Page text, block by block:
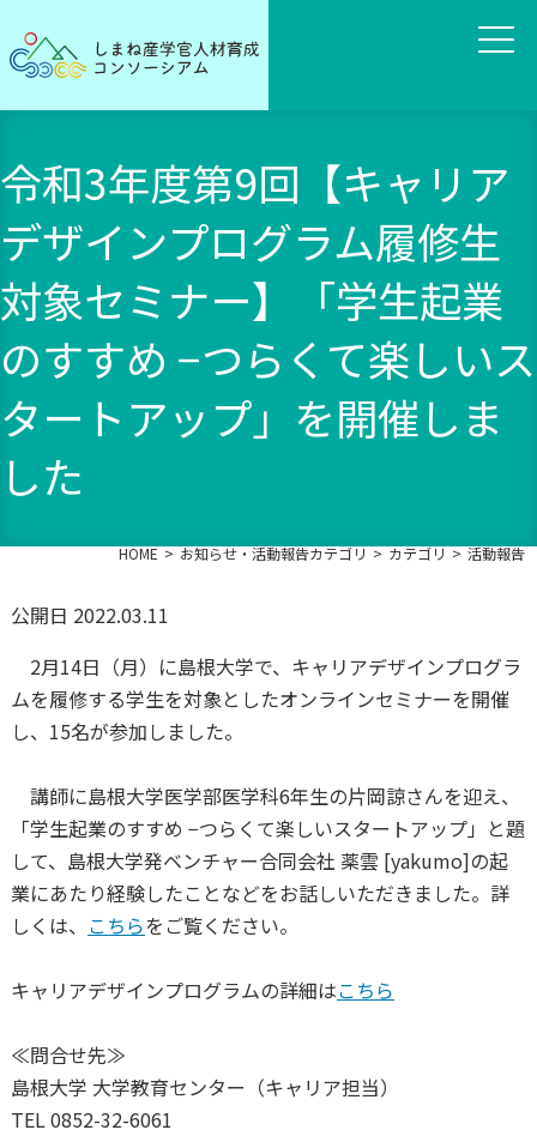
令和3年度第9回【キャリア
デザインプログラム履修生
対象セミナー】「学生起業
のすすめ −つらくて楽しいス
タートアップ」を開催しま
した
HOME お知らせ・活動報告カテゴリ カテゴリ 活動報告
公開日 2022.03.11
2月14日（月）に島根大学で、キャリアデザインプログラ
ムを履修する学生を対象としたオンラインセミナーを開催
し、15名が参加しました。
講師に島根大学医学部医学科6年生の片岡諒さんを迎え、
「学生起業のすすめ −つらくて楽しいスタートアップ」と題
して、島根大学発ベンチャー合同会社 薬雲 [yakumo]の起
業にあたり経験したことなどをお話しいただきました。詳
しくは、 こちらをご覧ください。
キャリアデザインプログラムの詳細はこちら
≪問合せ先≫
島根大学 大学教育センター（キャリア担当）
TEL 0852-32-6061